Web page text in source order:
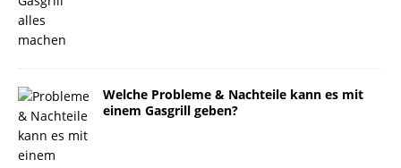
Welche Probleme & Nachteile kann es mit
einem Gasgrill geben?